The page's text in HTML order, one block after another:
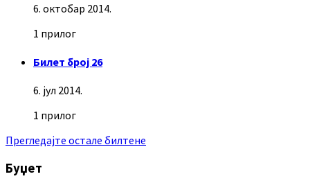
6. октобар 2014.
1 прилог
Билет број 26
6. јул 2014.
1 прилог
Прегледајте остале билтене
Буџет